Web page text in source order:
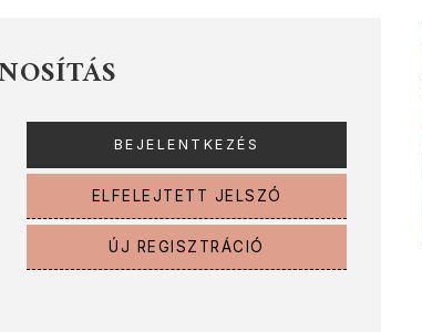
ELFELEJTETT JELSZÓ
ÚJ REGISZTRÁCIÓ